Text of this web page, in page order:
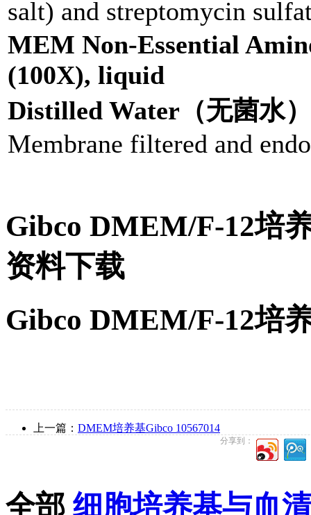
salt) and streptomycin
MEM Non-Essential
(100X), liquid
Distilled Water（无菌水）
Membrane filtered and
Gibco DMEM/F-12培
资料下载
Gibco DMEM/F-12培
上一篇： DMEM培养基Gibco 10567014
分享到：
全部 细胞培养基与血清